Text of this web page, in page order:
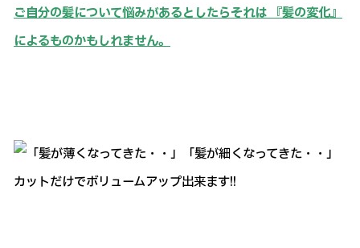
ご自分の髪について悩みがあるとしたらそれは 『髪の変化』
によるものかもしれません。